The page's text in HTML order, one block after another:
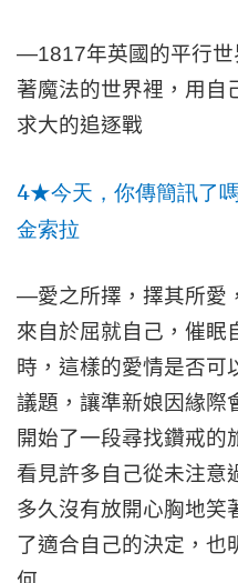
—1817年英國的平行
著魔法的世界裡，用自
求大的追逐戰
4★今天，你傳簡訊了
金索拉
—愛之所擇，擇其所愛
來自於屈就自己，催眠
時，這樣的愛情是否可
議題，讓準新娘因緣際
開始了一段尋找鑽戒的
看見許多自己從未注意
多久沒有放開心胸地笑
了適合自己的決定，也